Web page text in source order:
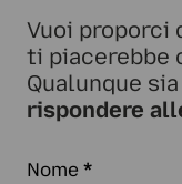
Vuoi proporci
ti piacerebbe
Qualunque
rispondere
Nome *